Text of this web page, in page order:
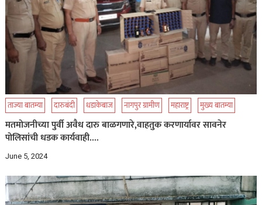
ताज्या बातम्या दारुबंदी धडाकेबाज नागपुर ग्रामीण महाराष्ट्र मुख्य बातम्या
मतमोजनीच्या पुर्वी अवैध दारु बाळगणारे,वाहतुक करणार्यावर सावनेर
पोलिसांची धडक कार्यवाही….
June 5, 2024